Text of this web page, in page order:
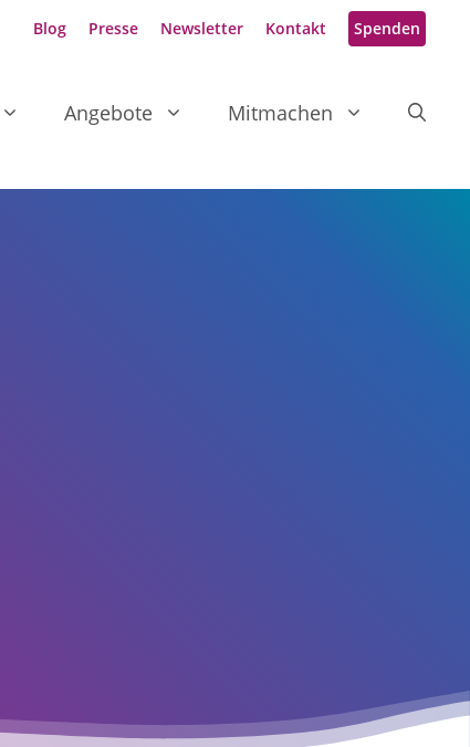
Blog Presse Newsletter Kontakt Spenden
Angebote Mitmachen